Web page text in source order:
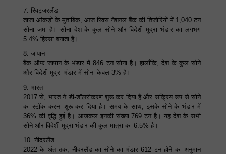
7. स्विट्जरलैंड
ताजा आंकड़ों के मुताबिक, आज स्विस नेशनल बैंक की तिजोरियों में 1,040 टन
सोना जमा है। सोना देश के कुल सोने और विदेशी मुद्रा भंडार का लगभग
5.4% हिस्सा बनाता है।
8. जापान
बैंक ऑफ जापान के भंडार में 846 टन सोना है। हालाँकि, देश के कुल सोने
और विदेशी मुद्रा भंडार में सोना केवल 3% है।
9. भारत
2017 से, भारत ने डी-डॉलरीकरण शुरू कर दिया है और सक्रिय रूप से सोने
का स्टॉक करना शुरू कर दिया है। समय के साथ, इसके सोने के भंडार में
36% की वृद्धि हुई है। आजकल इनकी संख्या 769 टन है। यह देश के सभी
सोने और विदेशी मुद्रा भंडार की कुल मात्रा का 6.5% है।
10. नीदरलैंड
2022 के अंत तक, नीदरलैंड का सोने का भंडार 612 टन होने का अनुमान